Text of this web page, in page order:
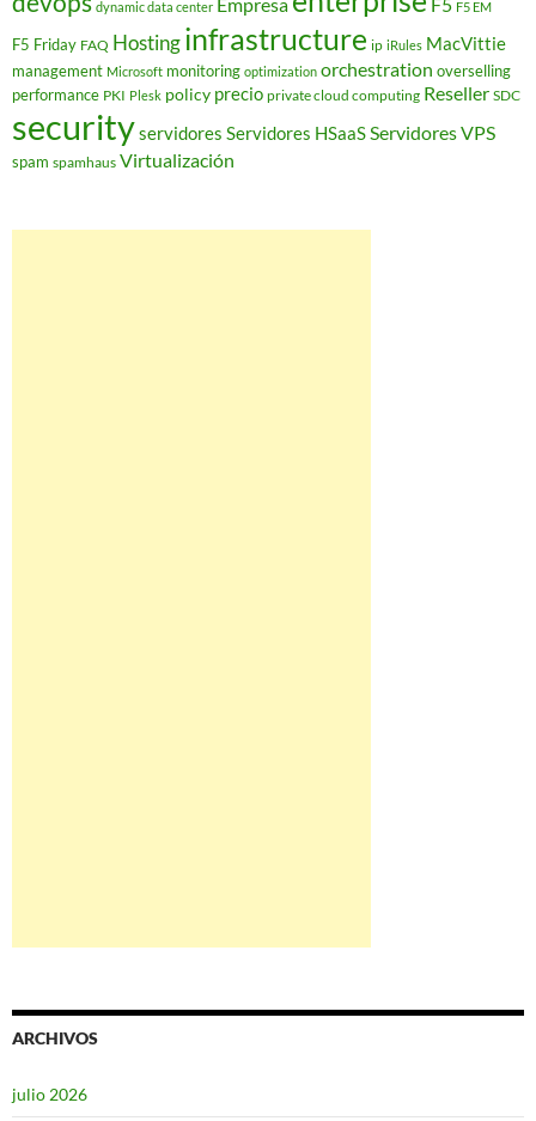
dynamic data center F5 EM
F5 Friday FAQ Hostinginfrastructure ip iRules MacVittie
management Microsoft monitoring optimization orchestration overselling
performance PKI Plesk policy precio private cloud computing Reseller SDC
securityservidores Servidores HSaaSServidores VPS
spam spamhaus Virtualización
ARCHIVOS
julio 2026